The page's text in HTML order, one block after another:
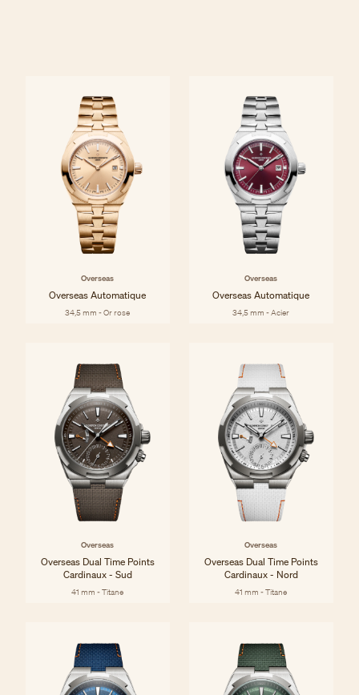
Overseas
Overseas Automatique
34,5 mm - Or rose
Overseas
Overseas Automatique
34,5 mm - Acier
Overseas
Overseas Dual Time Points
Cardinaux - Sud
41 mm - Titane
Overseas
Overseas Dual Time Points
Cardinaux - Nord
41 mm - Titane